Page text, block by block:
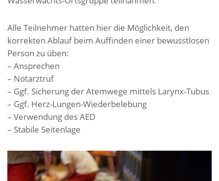
Alle Teilnehmer hatten hier die Möglichkeit, den
korrekten Ablauf beim Auffinden einer bewusstlosen
Person zu üben:
– Ansprechen
– Notarztruf
– Ggf. Sicherung der Atemwege mittels Larynx-Tubus
– Ggf. Herz-Lungen-Wiederbelebung
– Verwendung des AED
– Stabile Seitenlage